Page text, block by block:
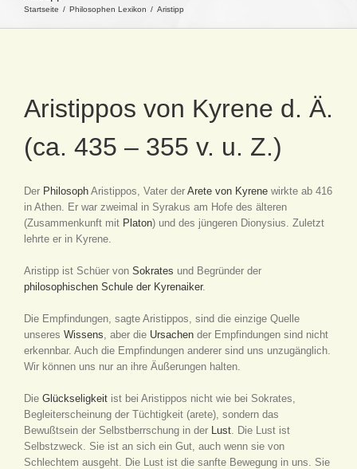
Startseite Philosophen Lexikon Aristipp
Aristippos von Kyrene d. Ä.
(ca. 435 – 355 v. u. Z.)
Der Philosoph Aristippos, Vater der Arete von Kyrene wirkte ab 416
in Athen. Er war zweimal in Syrakus am Hofe des älteren
(Zusammenkunft mit Platon) und des jüngeren Dionysius. Zuletzt
lehrte er in Kyrene.
Aristipp ist Schüer von Sokrates und Begründer der
philosophischen Schule der Kyrenaiker.
Die Empfindungen, sagte Aristippos, sind die einzige Quelle
unseres Wissens , aber die Ursachen der Empfindungen sind nicht
erkennbar. Auch die Empfindungen anderer sind uns unzugänglich.
Wir können uns nur an ihre Äußerungen halten.
Die Glückseligkeit ist bei Aristippos nicht wie bei Sokrates,
Begleiterscheinung der Tüchtigkeit (arete), sondern das
Bewußtsein der Selbstberrschung in der
Lust . Die Lust ist
Selbstzweck. Sie ist an sich ein Gut, auch wenn sie von
Schlechtem ausgeht. Die Lust ist die sanfte Bewegung in uns. Sie